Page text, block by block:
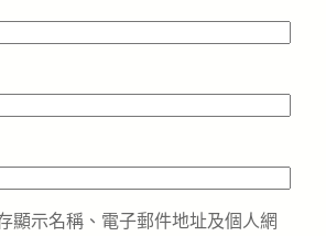
顯示名稱、電子郵件地址及個人網